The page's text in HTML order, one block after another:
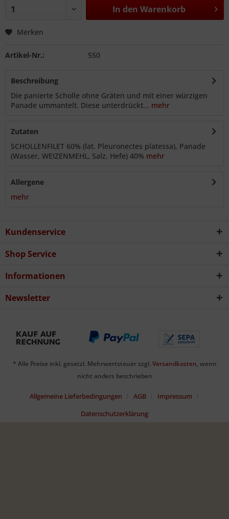
In den Warenkorb
Merken
Artikel-Nr.: 550
Beschreibung
Die panierte Scholle ohne Gräten und mit einer würzigen
Panade ummantelt. Diese unterdrückt... mehr
Zutaten
SCHOLLENFILET 60% (lat. Pleuronectes platessa), Panade
(Wasser, WEIZENMEHL, Salz, Hefe) 40% mehr
Allergene
mehr
Kundenservice
Shop Service
Informationen
Newsletter
* Alle Preise inkl. gesetzl. Mehrwertsteuer zzgl. Versandkosten, wenn
nicht anders beschrieben
Allgemeine Lieferbedingungen AGB
Impressum
Datenschutzerklärung